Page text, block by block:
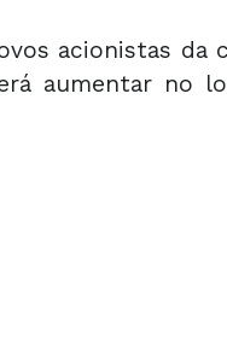
acionistas da
aumentar no